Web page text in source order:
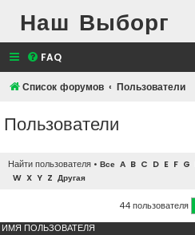
Наш Выборг
FAQ
Список форумов Пользователи
Пользователи
Найти пользователя • Все A B C D E F G
W X Y Z Другая
44 пользователя
ИМЯ ПОЛЬЗОВАТЕЛЯ